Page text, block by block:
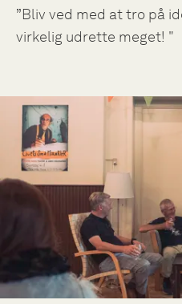
”Bliv ved med at tro på
virkelig udrette meget! "